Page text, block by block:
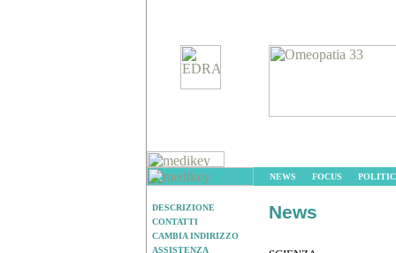
NEWS FOCUS
DESCRIZIONE
CONTATTI
CAMBIA INDIRIZZO
ASSISTENZA
News